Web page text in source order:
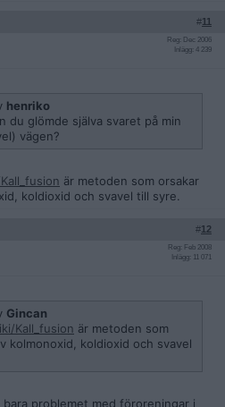
#11
Reg: Dec 2006
Inlägg: 4 239
henriko
du glömde själva svaret på min
vägen?
är metoden som orsakar
koldioxid och svavel till syre.
#12
Reg: Feb 2008
Inlägg: 11 071
Gincan
Kall_fusion är metoden som
kolmonoxid, koldioxid och svavel
problemet med föroreningar i